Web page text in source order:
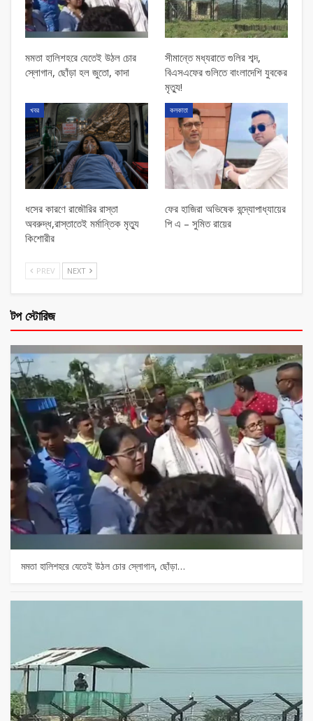
মমতা হালিশহরে যেতেই উঠল চোর
স্লোগান, ছোঁড়া হল জুতো, কাদা
সীমান্তে মধ্যরাতে গুলির শব্দ,
বিএসএফের গুলিতে বাংলাদেশি যুবকের
মৃত্যু!
খবর
ধসের কারণে রাজৌরির রাস্তা
অবরুদ্ধ,রাস্তাতেই মর্মান্তিক মৃত্যু
কিশোরীর
কলকাতা
ফের হাজিরা অভিষেক বন্দ্যোপাধ্যায়ের
পি এ – সুমিত রায়ের
PREV NEXT
টপ স্টোরিজ
মমতা হালিশহরে যেতেই উঠল চোর স্লোগান, ছোঁড়া…